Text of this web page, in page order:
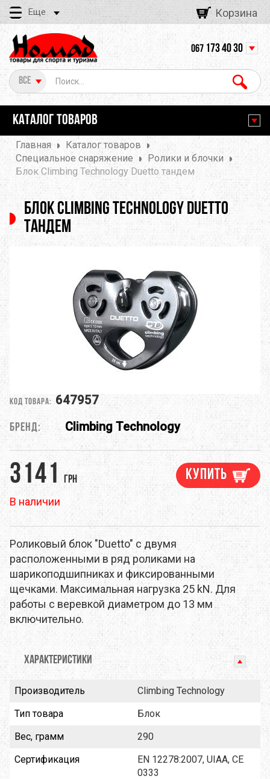
Еще Корзина
Все
067 173 40 30
КАТАЛОГ ТОВАРОВ
Главная
Каталог товаров
Специальное снаряжение
Ролики и блочки
Блок Climbing Technology Duetto тандем
Блок Climbing Technology Duetto
тандем
Код товара: 647957
Бренд: Climbing Technology
3141 грн
В наличии
Купить
Роликовый блок "Duetto" с двумя
расположенными в ряд роликами на
шарикоподшипниках и фиксированными
щечками. Максимальная нагрузка 25 kN. Для
работы с веревкой диаметром до 13 мм
включительно.
ХАРАКТЕРИСТИКИ
Производитель
Climbing Technology
Тип товара
Блок
Вес, грамм
290
Сертификация
EN 12278:2007, UIAA, CE
0333